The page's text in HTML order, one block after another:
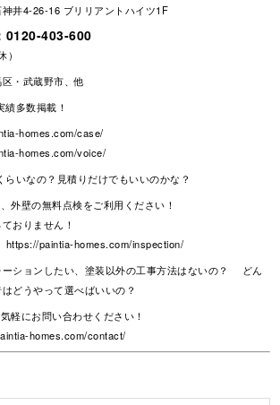
井4-26-16 ブリリアントハイツ1F
0120-403-600
・武蔵野市、他
多数掲載！
homes.com/case/
homes.com/voice/
いなの？見積りだけでもいいのかな？
外壁の無料点検をご利用ください！
おりません！
https://paintia-homes.com/inspection/
ションしたい、塗装以外の工事方法はないの？ どん
どうやって選べばいいの？
にお問い合わせください！
homes.com/contact/